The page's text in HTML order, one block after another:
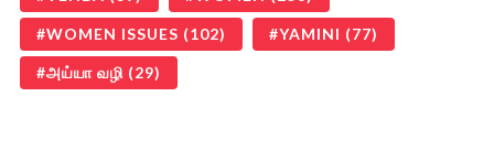
WOMEN ISSUES (102) YAMINI (77)
அய்யா வழி (29)